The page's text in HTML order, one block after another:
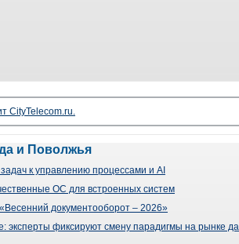
CityTelecom.ru.
и Поволжья
к управлению процессами и AI
ОС для встроенных систем
документооборот – 2026»
эксперты фиксируют смену парадигмы на рынке